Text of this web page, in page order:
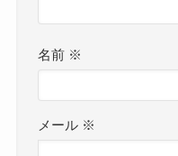
名前 ※
メール ※